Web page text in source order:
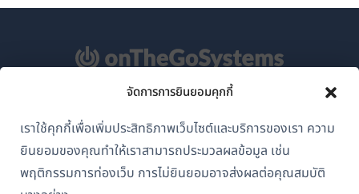
จัดการการยินยอมคุกกี้
เราใช้คุกกี้เพื่อเพิ่มประสิทธิภาพเว็บไซต์และบริการของเรา ความ
ยินยอมของคุณทำให้เราสามารถประมวลผลข้อมูล เช่น
พฤติกรรมการท่องเว็บ การไม่ยินยอมอาจส่งผลต่อคุณสมบัติ
GDPR และนโยบายความเป็นส่วนตัว
เข้าร่วมทีมของเรา(เปิด